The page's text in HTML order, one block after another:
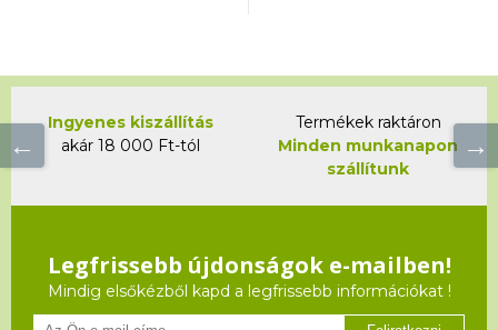
Ingyenes kiszállítás
akár 18 000 Ft-tól
Termékek raktáron
Minden munkanapon
szállítunk
Legfrissebb újdonságok e-mailben!
Mindig elsőkézből kapd a legfrissebb információkat !